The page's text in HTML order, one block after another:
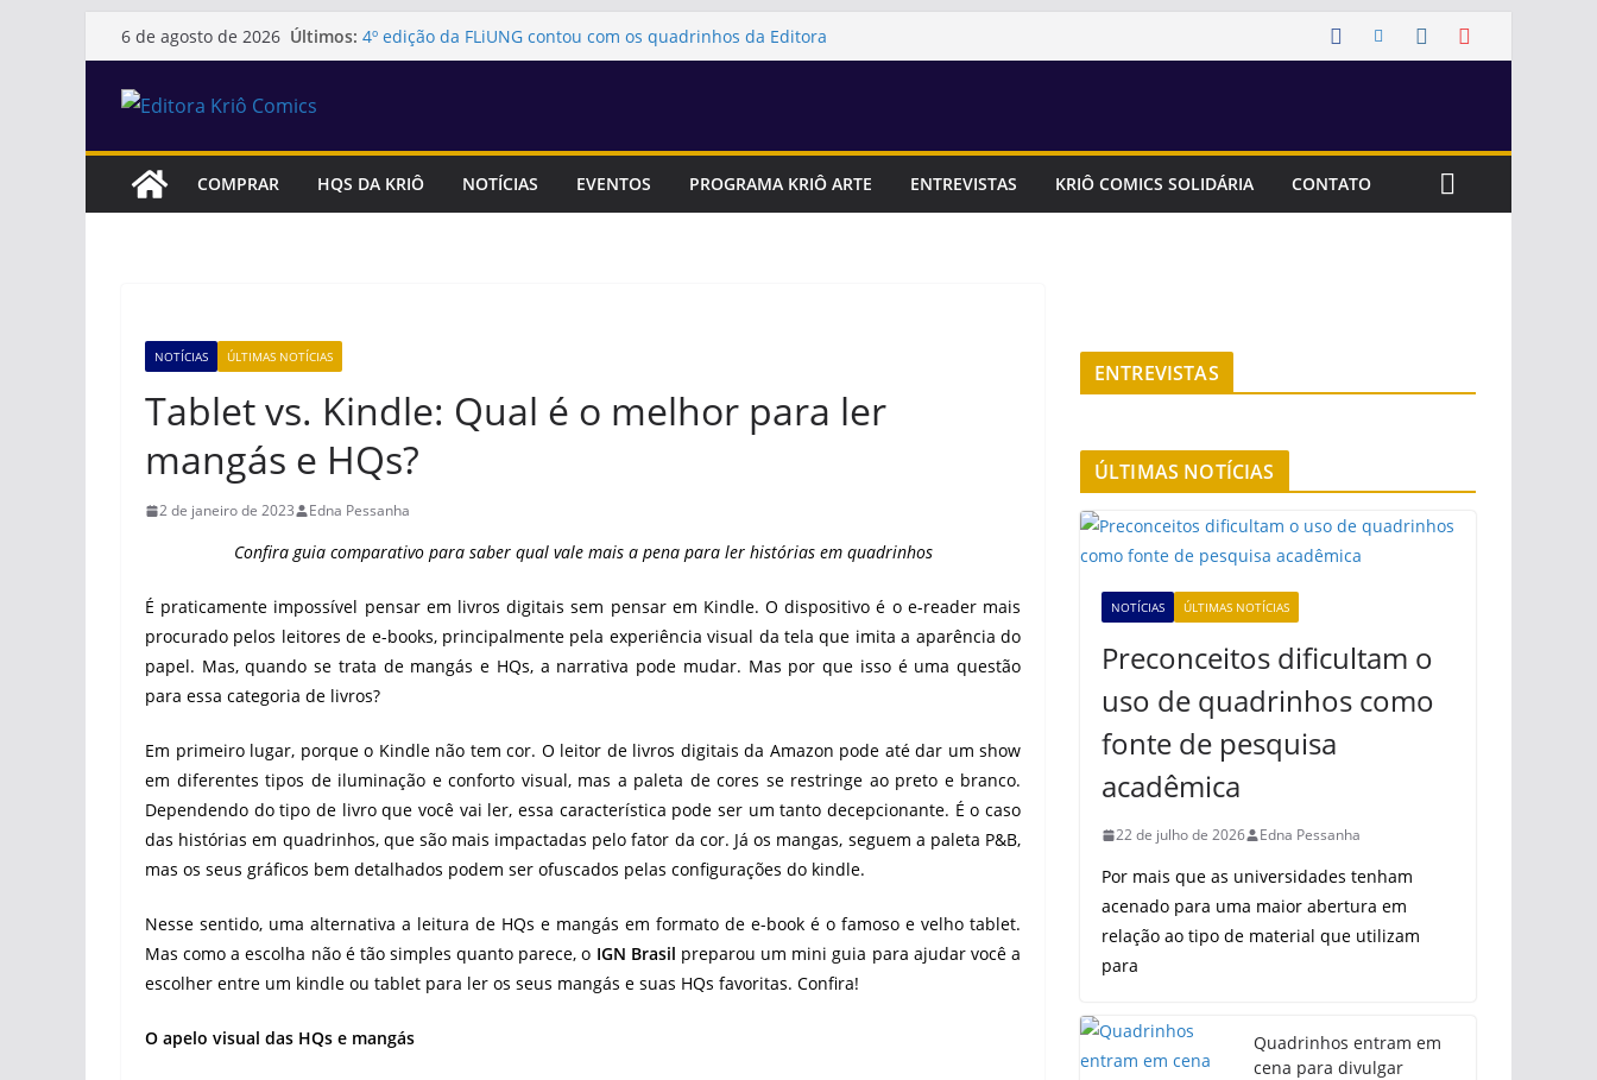
Pular
para
6 de agosto de 2026 Últimos: 4º edição da FLiUNG contou com os quadrinhos da Editora
Kriô Comics
Os quadrinhos da Editora Kriô Comics foram uma das
atrações da 1ª Feira Literária do Instituto Social Afro-
COMPRAR HQS DA KRIÔ NOTÍCIAS EVENTOS PROGRAMA KRIÔ ARTE ENTREVISTAS KRIÔ COMICS SOLIDÁRIA CONTATO
NOTÍCIAS ÚLTIMAS NOTÍCIAS
Tablet vs. Kindle: Qual é o melhor para ler
mangás e HQs?
2 de janeiro de 2023 Edna Pessanha
Confira guia comparativo para saber qual vale mais a pena para ler histórias em quadrinhos
É praticamente impossível pensar em livros digitais sem pensar em Kindle. O dispositivo é o e-reader mais
procurado pelos leitores de e-books, principalmente pela experiência visual da tela que imita a aparência do
papel. Mas, quando se trata de mangás e HQs, a narrativa pode mudar. Mas por que isso é uma questão
para essa categoria de livros?
Em primeiro lugar, porque o Kindle não tem cor. O leitor de livros digitais da Amazon pode até dar um show
em diferentes tipos de iluminação e conforto visual, mas a paleta de cores se restringe ao preto e branco.
Dependendo do tipo de livro que você vai ler, essa característica pode ser um tanto decepcionante. É o caso
das histórias em quadrinhos, que são mais impactadas pelo fator da cor. Já os mangas, seguem a paleta P&B,
mas os seus gráficos bem detalhados podem ser ofuscados pelas configurações do kindle.
Nesse sentido, uma alternativa a leitura de HQs e mangás em formato de e-book é o famoso e velho tablet.
Mas como a escolha não é tão simples quanto parece, o IGN Brasil preparou um mini guia para ajudar você a
escolher entre um kindle ou tablet para ler os seus mangás e suas HQs favoritas. Confira!
O apelo visual das HQs e mangás
ENTREVISTAS
ÚLTIMAS NOTÍCIAS
NOTÍCIAS ÚLTIMAS NOTÍCIAS
Preconceitos dificultam o
uso de quadrinhos como
fonte de pesquisa
acadêmica
22 de julho de 2026 Edna Pessanha
Por mais que as universidades tenham
acenado para uma maior abertura em
relação ao tipo de material que utilizam
para
Quadrinhos entram em
cena para divulgar